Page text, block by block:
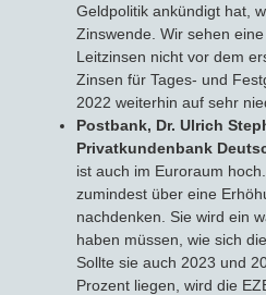
Geldpolitik ankündigt hat,
Zinswende. Wir sehen
Leitzinsen nicht vor dem
Zinsen für Tages- und
2022 weiterhin auf sehr
Postbank, Dr. Ulrich
Privatkundenbank
ist auch im Euroraum
zumindest über eine
nachdenken. Sie wird ein
haben müssen, wie sich
Sollte sie auch 2023 und
Prozent liegen, wird die